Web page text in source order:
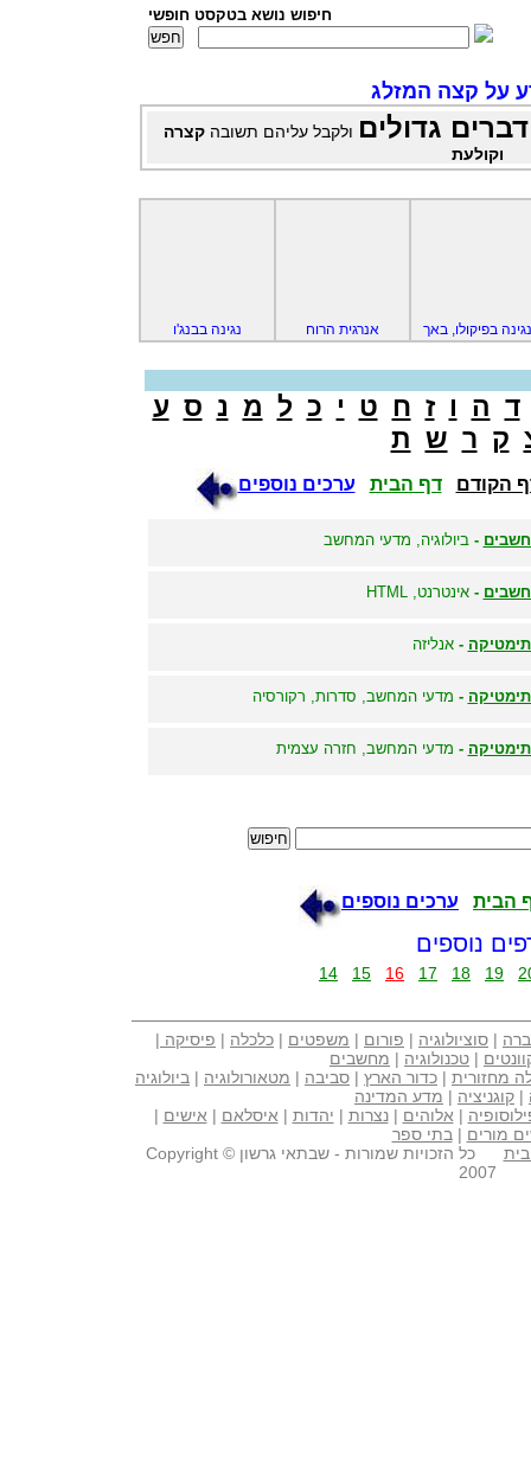
חיפוש נושא בטקסט חופשי
על קצה המזלג
דברים גדולים ולקבל עליהם תשובה קצרה
וקולעת
נגינה בפיקולו, באך אנרגית הרוח נגינה בבנג'ו
ד ה ו ז ח ט י כ ל מ נ ס ע
ק ר ש ת
הקודם דף הבית ערכים נוספים
-ביולוגיה, מדעי המחשב
-אינטרנט, HTML
-אנליזה
- מדעי המחשב, סדרות, רקורסיה
- מדעי המחשב, חזרה עצמית
הבית ערכים נוספים
נוספים
19
18
17
16
15
14
| סוציולוגיה | פורום | משפטים | כלכלה | פיסיקה |
| טכנולוגיה | מחשבים
מחזורית | כדור הארץ | סביבה | מטאורולוגיה | ביולוגיה
| קוגניציה | מדע המדינה
| אלוהים |נצרות | יהדות | איסלאם | אישים |
מורים | בתי ספר
כל הזכויות שמורות - שבתאי גרשון Copyright ©
2007